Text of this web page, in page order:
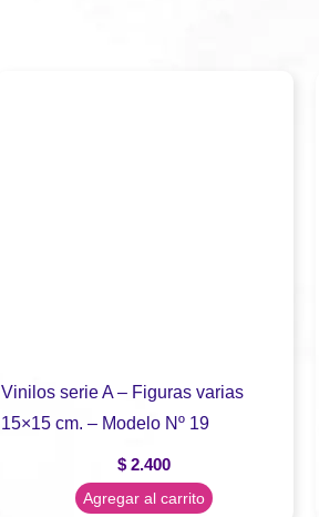
Vinilos serie A – Figuras varias
15×15 cm. – Modelo Nº 19
$ 2.400
Agregar al carrito